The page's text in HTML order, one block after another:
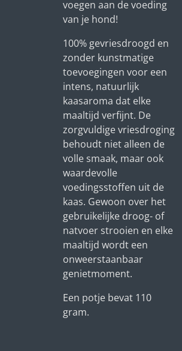
voegen aan de voeding
van je hond!
100% gevriesdroogd en
zonder kunstmatige
toevoegingen voor een
intens, natuurlijk
kaasaroma dat elke
maaltijd verfijnt. De
zorgvuldige vriesdroging
behoudt niet alleen de
volle smaak, maar ook
waardevolle
voedingsstoffen uit de
kaas. Gewoon over het
gebruikelijke droog- of
natvoer strooien en elke
maaltijd wordt een
onweerstaanbaar
genietmoment.
Een potje bevat 110
gram.